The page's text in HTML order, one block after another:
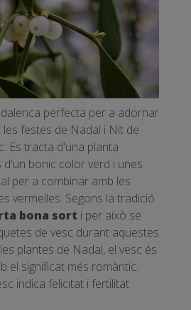
perfecta per a adornar
festes de Nadal i Nit de
Es tracta d'una planta
bonic color verd i unes
per a combinar amb les
vermelles. Segons la tradició
bona sort i per això se
de vesc durant aquestes
plantes de Nadal, el vesc és
el significat més romàntic.
indica felicitat i fertilitat